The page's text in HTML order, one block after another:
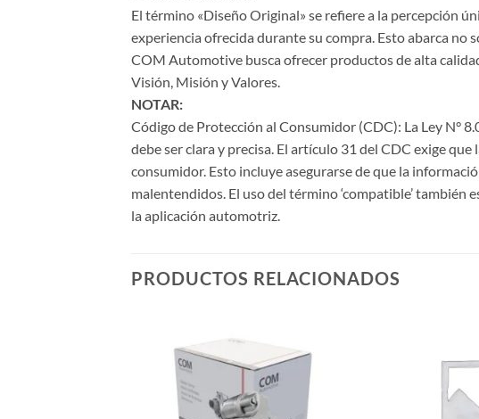
El término «Diseño Original» se refiere a la percepción
experiencia ofrecida durante su compra. Esto abarca no
COM Automotive busca ofrecer productos de alta
Visión, Misión y Valores.
NOTAR:
Código de Protección al Consumidor (CDC): La Ley N°
debe ser clara y precisa. El artículo 31 del CDC exige
consumidor. Esto incluye asegurarse de que la
malentendidos. El uso del término ‘compatible’
la aplicación automotriz.
PRODUCTOS RELACIONADOS